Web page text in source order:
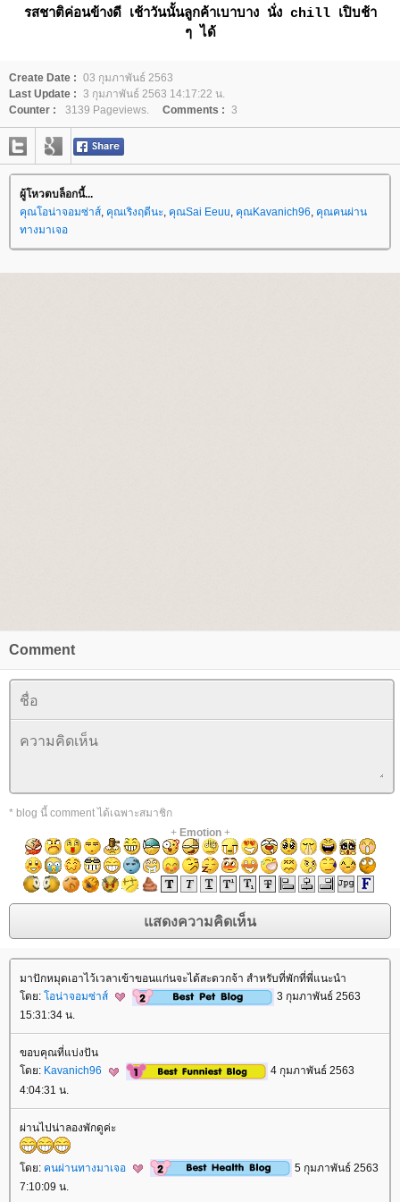
รสชาติค่อนข้างดี เช้าวันนั้นลูกค้าเบาบาง นั่ง chill เปิบช้า
ๆ ได้
Create Date : 03 กุมภาพันธ์ 2563
Last Update : 3 กุมภาพันธ์ 2563 14:17:22 น.
Counter :
3139 Pageviews. Comments : 3
ผู้โหวตบล็อกนี้...
คุณโอน่าจอมซ่าส์, คุณเริงฤดีนะ, คุณSai Eeuu, คุณKavanich96, คุณคนผ่าน
ทางมาเจอ
Comment
* blog นี้ comment ได้เฉพาะสมาชิก
+ Emotion+
มาปักหมุดเอาไว้เวลาเข้าขอนแก่นจะได้สะดวกจ้า สำหรับที่พักที่พี่แนะนำ
ดย: อน่าจอมซ่าส์
3 กุมภาพันธ์ 2563
15:31:34 น.
ขอบคุณที่แบ่งปัน
ดย: Kavanich96
4 กุมภาพันธ์ 2563
4:04:31 น.
ผ่านไปน่าลองพักดูค่ะ
ดย: คนผ่านทางมาเจอ
5 กุมภาพันธ์ 2563
7:10:09 น.